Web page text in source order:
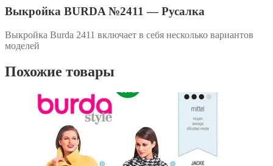
Выкройка BURDA №2411 — Русалка
Выкройка Burda 2411 включает в себя несколько вариантов
моделей
Похожие товары